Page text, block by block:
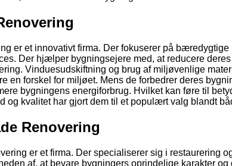
er et innovativt firma. Der fokuserer på
Der hjælper bygningsejere med, at reducere
Vinduesudskiftning og brug af miljøvenlige
en forskel for miljøet. Mens de forbedrer deres
bygningens energiforbrug. Hvilket kan føre til
og kvalitet har gjort dem til et populært valg blandt
Renovering
er et firma. Der specialiserer sig i restaurering
af, at bevare bygningers oprindelige karakter og